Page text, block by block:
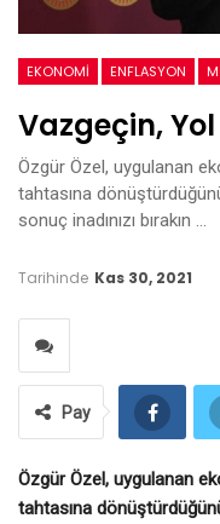
EKONOMI ENFLASYON
Vazgeçin,
Özgür Özel, uygulanan
tahtasına
sonuç inadınızı bırakın …
Tarihinde Kas 30, 2021
Pay
Özgür Özel, uygulanan
tahtasına